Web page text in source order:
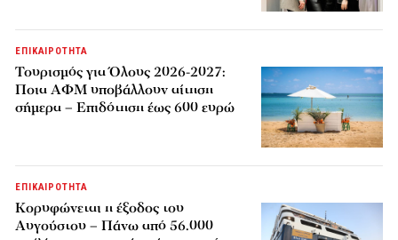
ΕΠΙΚΑΙΡΟΤΗΤΑ
Τουρισμός για Όλους 2026-2027:
Ποια ΑΦΜ υποβάλλουν αίτηση
σήμερα – Επιδότηση έως 600 ευρώ
ΕΠΙΚΑΙΡΟΤΗΤΑ
Κορυφώνεται η έξοδος του
Αυγούστου – Πάνω από 56.000